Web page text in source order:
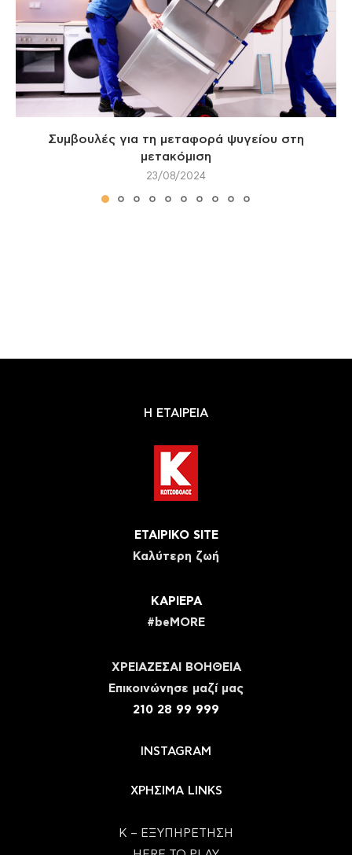
Συμβουλές για τη μεταφορά ψυγείου στη
μετακόμιση
23/08/2024
Η ΕΤΑΙΡΕΙΑ
ΕΤΑΙΡΙΚΟ SITE
Καλύτερη ζωή
ΚΑΡΙΕΡΑ
#beMORE
ΧΡΕΙΑΖΕΣΑΙ ΒΟΗΘΕΙΑ
Eπικοινώνησε μαζί μας
210 28 99 999
INSTAGRAM
ΧΡΗΣΙΜΑ LINKS
Κ – ΕΞΥΠΗΡΕΤΗΣΗ